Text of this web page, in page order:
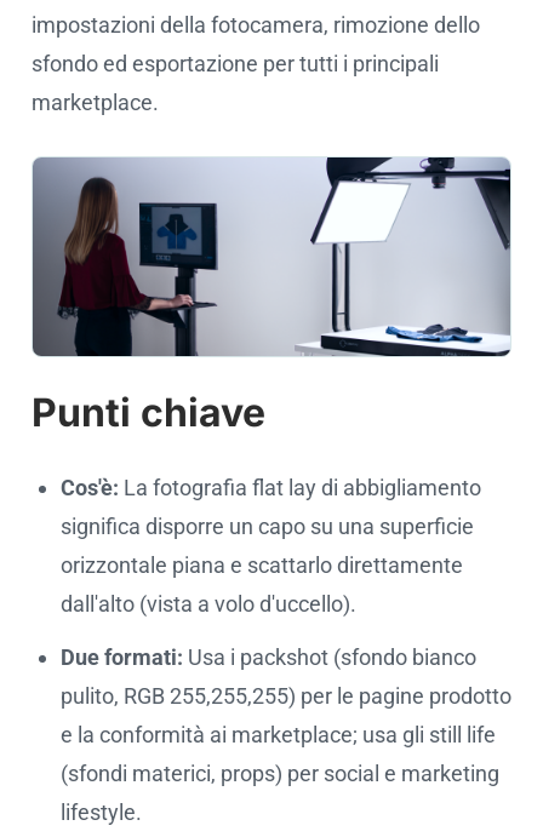
impostazioni della fotocamera, rimozione dello
sfondo ed esportazione per tutti i principali
marketplace.
Punti chiave
Cos'è: La fotografia flat lay di abbigliamento
significa disporre un capo su una superficie
orizzontale piana e scattarlo direttamente
dall'alto (vista a volo d'uccello).
Due formati: Usa i packshot (sfondo bianco
pulito, RGB 255,255,255) per le pagine prodotto
e la conformità ai marketplace; usa gli still life
(sfondi materici, props) per social e marketing
lifestyle.